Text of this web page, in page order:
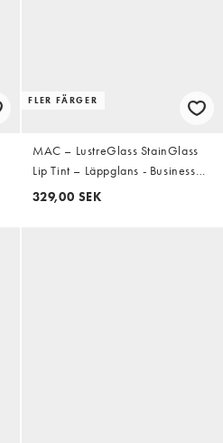
FLER FÄRGER
MAC – LustreGlass StainGlass
Lip Tint – Läppglans - Business
Casual
329,00 SEK